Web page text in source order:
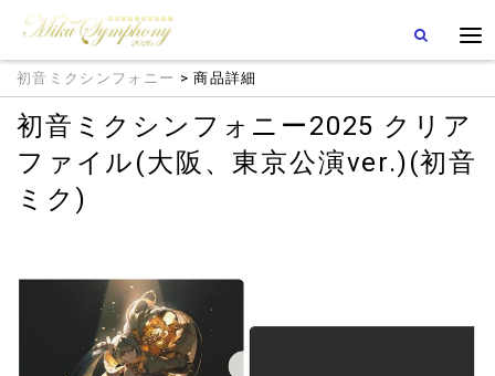
初音ミクシンフォニー > 商品詳細
初音ミクシンフォニー2025 クリア
ファイル(大阪、東京公演ver.)(初音
ミク)